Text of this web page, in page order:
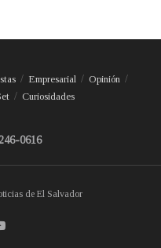
Empresarial
Opinión
Curiosidades
0616
de El Salvador